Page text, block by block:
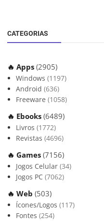
CATEGORIAS
🔥 Apps (2905)
Windows (1197)
Android (636)
Freeware (1058)
🔥 Ebooks (6489)
Livros (1772)
Revistas (4696)
🔥 Games (7156)
Jogos Celular (34)
Jogos PC (7062)
🔥 Web (503)
Ícones/Logos (117)
Fontes (254)